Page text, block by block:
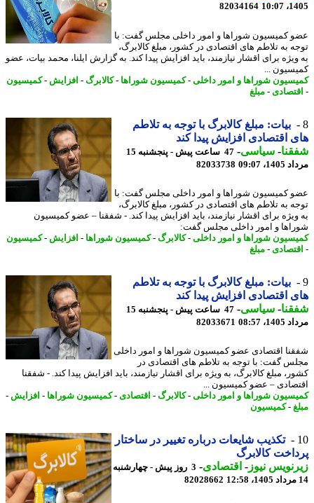
82034164
کمیسیون شوراها و امور داخلی مجلس گفت: با
به تلاطم های اقتصادی در کشور، مبلغ کالابرگ،
برای اقشار نیازمند، باید افزایش پیدا کند. به گزارش ایلنا، محمد بیات، عضو
...
شوراها و امور داخلی -کمیسیون شوراها- کالابرگ- افزایش -کمیسیون
-مبلغ
بیات: مبلغ کالابرگ با توجه به تلاطم
اقتصادی افزایش پیدا کند
-سیاسی-
47 ساعت پیش - پنجشنبه 15
09:07
82033738
کمیسیون شوراها و امور داخلی مجلس گفت: با
به تلاطم های اقتصادی در کشور، مبلغ کالابرگ،
برای اقشار نیازمند، باید افزایش پیدا کند. - شفقنا – عضو کمیسیون
و امور داخلی مجلس گفت:
شوراها و امور داخلی -کالابرگ- کمیسیون شوراها- افزایش -کمیسیون
-مبلغ
بیات: مبلغ کالابرگ با توجه به تلاطم
اقتصادی افزایش پیدا کند
-سیاسی-
47 ساعت پیش - پنجشنبه 15
08:57
82033671
اقتصادی عضو کمیسیون شوراها و امور داخلی
گفت: با توجه به تلاطم های اقتصادی در
مبلغ کالابرگ، به ویژه برای اقشار نیازمند، باید افزایش پیدا کند. - شفقنا
– عضو کمیسیون ...
شوراها و امور داخلی -کالابرگ- اقتصادی-کمیسیون شوراها- افزایش
-
-کمیسیون
تکذیب شایعات درباره تغییر در ساختار
کالابرگ
نیوز-اقتصادی- 3 روز پیش - چهارشنبه
82028662